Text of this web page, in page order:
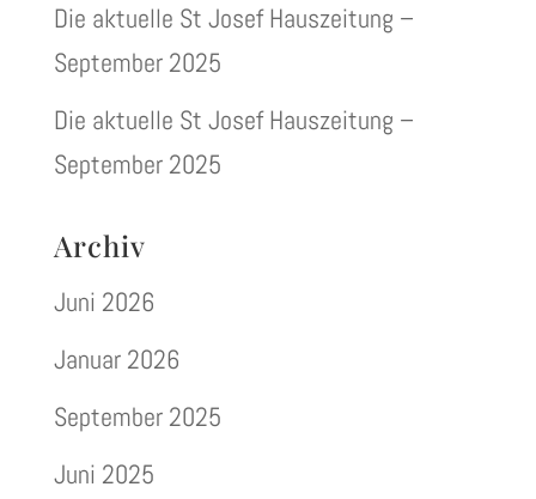
Die aktuelle St Josef Hauszeitung –
September 2025
Die aktuelle St Josef Hauszeitung –
September 2025
Archiv
Juni 2026
Januar 2026
September 2025
Juni 2025